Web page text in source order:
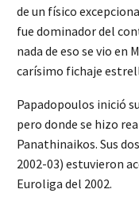
de un físico
fue dominador del
nada de eso se vio en
carísimo fichaje
Papadopoulos inició
pero donde se hizo
Panathinaikos. Sus
2002-03) estuvieron
Euroliga del 2002.